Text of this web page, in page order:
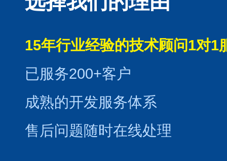
15年行业经验的技术顾问1对1
已服务200+客户
成熟的开发服务体系
售后问题随时在线处理